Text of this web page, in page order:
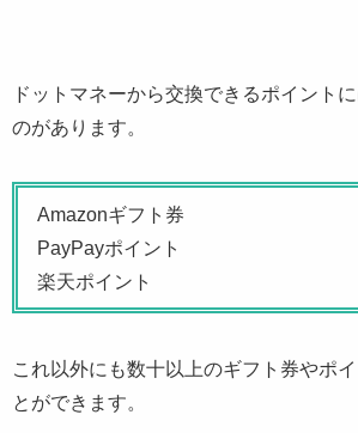
ドットマネーから交換できるポイント
のがあります。
Amazonギフト券
PayPayポイント
楽天ポイント
これ以外にも数十以上のギフト券やポ
とができます。